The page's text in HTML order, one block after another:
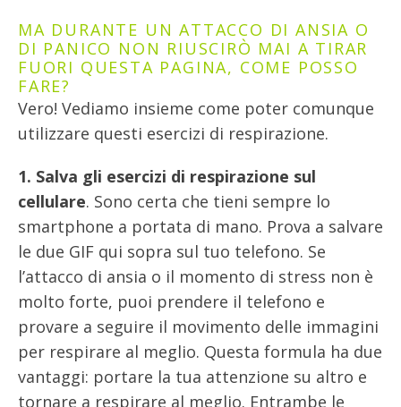
MA DURANTE UN ATTACCO DI ANSIA O
DI PANICO NON RIUSCIRÒ MAI A TIRAR
FUORI QUESTA PAGINA, COME POSSO
FARE?
Vero! Vediamo insieme come poter comunque
utilizzare questi esercizi di respirazione.
1. Salva gli esercizi di respirazione sul
cellulare. Sono certa che tieni sempre lo
smartphone a portata di mano. Prova a salvare
le due GIF qui sopra sul tuo telefono. Se
l’attacco di ansia o il momento di stress non è
molto forte, puoi prendere il telefono e
provare a seguire il movimento delle immagini
per respirare al meglio. Questa formula ha due
vantaggi: portare la tua attenzione su altro e
tornare a respirare al meglio. Entrambe le